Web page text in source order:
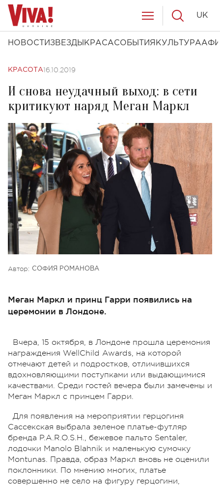
НОВОСТИ ЗВЕЗДЫ КРАСАСОБЫТИЯ КУЛЬТУРА
UK
КРАСОТА16.10.2019
И снова неудачный выход: в сети
критикуют наряд Меган Маркл
Автор: СОФИЯ РОМАНОВА
Меган Маркл и принц Гарри появились на
церемонии в Лондоне.
Вчера, 15 октября, в Лондоне прошла церемония
награждения WellChild Awards, на которой
отмечают детей и подростков, отличившихся
вдохновляющими поступками или выдающимися
качествами. Среди гостей вечера были замечены и
Меган Маркл с принцем Гарри.
Для появления на мероприятии герцогиня
Сассекская выбрала зеленое платье-футляр
бренда P.A.R.O.S.H., бежевое пальто Sentaler,
лодочки Manolo Blahnik и маленькую сумочку
Montunas. Правда, образ Маркл вновь не оценили
поклонники. По мнению многих, платье
совершенно не село на фигуру герцогини,